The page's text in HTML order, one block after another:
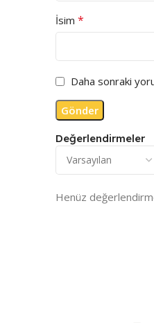
Değerlendirmeler
Henüz
İsim *
Daha sonraki